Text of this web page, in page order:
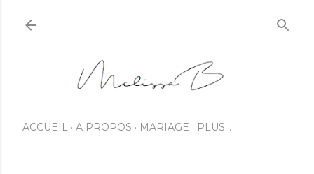
ACCUEIL A PROPOS MARIAGE PLUS…